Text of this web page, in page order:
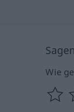
Wie